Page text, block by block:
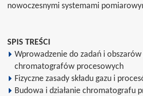
nowoczesnymi systemami
SPIS TREŚCI
Wprowadzenie do zadań i
chromatografów procesowych
Fizyczne zasady składu gazu i
Budowa i działanie chromatografu